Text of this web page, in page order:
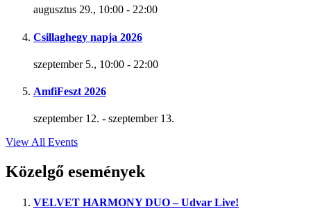
augusztus 29., 10:00 - 22:00
Csillaghegy napja 2026
szeptember 5., 10:00 - 22:00
AmfiFeszt 2026
szeptember 12. - szeptember 13.
View All Events
Közelgő események
VELVET HARMONY DUO – Udvar Live!